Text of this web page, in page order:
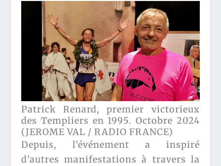
Patrick Renard, premier victorieux
des Templiers en 1995. Octobre 2024
(JEROME VAL / RADIO FRANCE)
Depuis, l’événement a inspiré
d’autres manifestations à travers la